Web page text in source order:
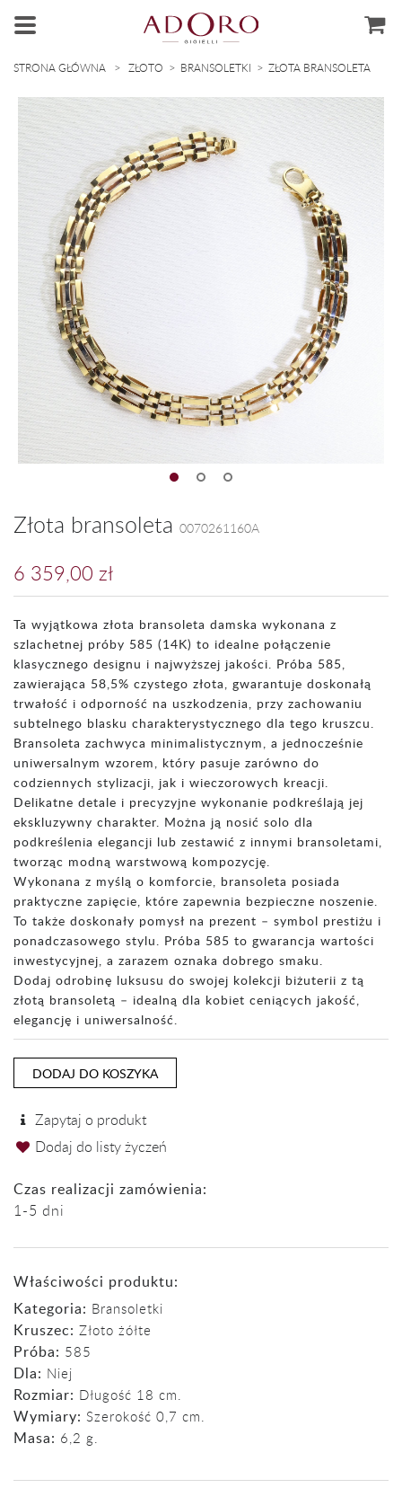
STRONA GŁÓWNA > ZŁOTO > BRANSOLETKI > ZŁOTA BRANSOLETA
Złota bransoleta 0070261160A
6 359,00 zł
Ta wyjątkowa złota bransoleta damska wykonana z
szlachetnej próby 585 (14K) to idealne połączenie
klasycznego designu i najwyższej jakości. Próba 585,
zawierająca 58,5% czystego złota, gwarantuje doskonałą
trwałość i odporność na uszkodzenia, przy zachowaniu
subtelnego blasku charakterystycznego dla tego kruszcu.
Bransoleta zachwyca minimalistycznym, a jednocześnie
uniwersalnym wzorem, który pasuje zarówno do
codziennych stylizacji, jak i wieczorowych kreacji.
Delikatne detale i precyzyjne wykonanie podkreślają jej
ekskluzywny charakter. Można ją nosić solo dla
podkreślenia elegancji lub zestawić z innymi bransoletami,
tworząc modną warstwową kompozycję.
Wykonana z myślą o komforcie, bransoleta posiada
praktyczne zapięcie, które zapewnia bezpieczne noszenie.
To także doskonały pomysł na prezent – symbol prestiżu i
ponadczasowego stylu. Próba 585 to gwarancja wartości
inwestycyjnej, a zarazem oznaka dobrego smaku.
Dodaj odrobinę luksusu do swojej kolekcji biżuterii z tą
złotą bransoletą – idealną dla kobiet ceniących jakość,
elegancję i uniwersalność.
DODAJ DO KOSZYKA
Zapytaj o produkt
Dodaj do listy życzeń
Czas realizacji zamówienia:
1-5 dni
Właściwości produktu:
Kategoria: Bransoletki
Kruszec: Złoto żółte
Próba: 585
Dla: Niej
Rozmiar: Długość 18 cm.
Wymiary: Szerokość 0,7 cm.
Masa: 6,2 g.